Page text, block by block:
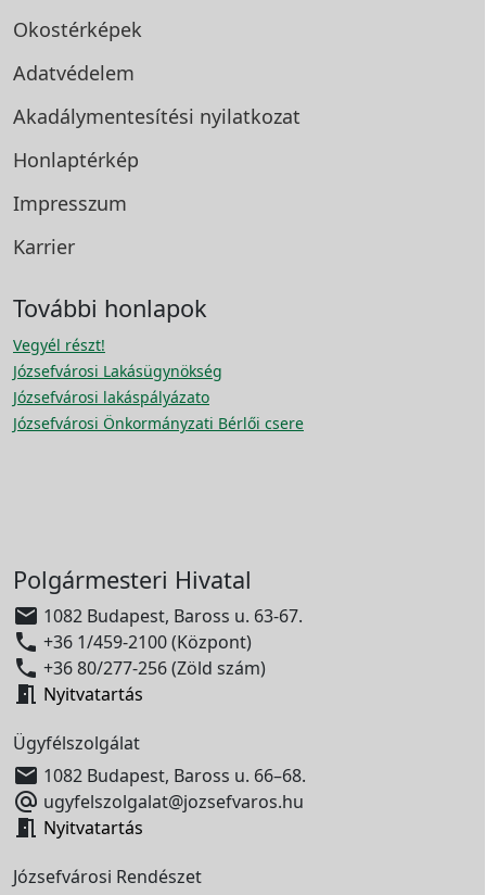
Okostérképek
Adatvédelem
Akadálymentesítési nyilatkozat
Honlaptérkép
Impresszum
Karrier
További honlapok
Vegyél részt!
Józsefvárosi Lakásügynökség
Józsefvárosi lakáspályázato
Józsefvárosi Önkormányzati Bérlői csere
Polgármesteri Hivatal
 1082 Budapest, Baross u. 63-67.
 +36 1/459-2100 (Központ)
 +36 80/277-256 (Zöld szám)
 Nyitvatartás
Ügyfélszolgálat
 1082 Budapest, Baross u. 66–68.
 ugyfelszolgalat@jozsefvaros.hu
 Nyitvatartás
Józsefvárosi Rendészet